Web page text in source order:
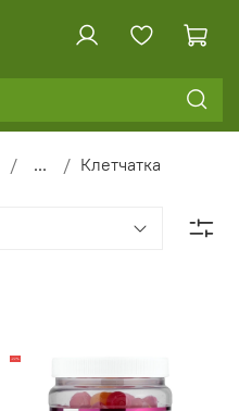
... Клетчатка
-22%